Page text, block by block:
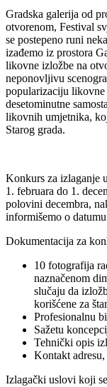
Gradska galerija od
otvorenom, Festival
se postepeno runi
izađemo iz prostora
likovne izložbe na
neponovljivu
popularizaciju likovne
desetominutne
likovnih umjetnika,
Starog grada.
Konkurs za izlaganje
1. februara do 1.
polovini decembra,
informišemo o
Dokumentacija za
10 fotografija
naznačenom
slučaju da
korišćene za
Profesionalnu
Sažetu
Tehnički opis
Kontakt
Izlagački uslovi koji